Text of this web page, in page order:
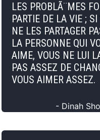
LES PROBLÃ¨MES
PARTIE DE LA VIE ; SI
NE LES PARTAGER
LA PERSONNE QUI
AIME, VOUS NE LUI
PAS ASSEZ DE
VOUS AIMER ASSEZ.
- Dinah